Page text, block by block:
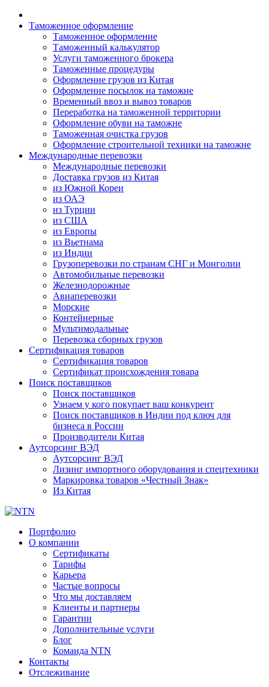
Таможенное оформление
Таможенное оформление
Таможенный калькулятор
Услуги таможенного брокера
Таможенные процедуры
Оформление грузов из Китая
Оформление посылок на таможне
Временный ввоз и вывоз товаров
Переработка на таможенной территории
Оформление обуви на таможне
Таможенная очистка грузов
Оформление строительной техники на таможне
Международные перевозки
Международные перевозки
Доставка грузов из Китая
из Южной Кореи
из ОАЭ
из Турции
из США
из Европы
из Вьетнама
из Индии
Грузоперевозки по странам СНГ и Монголии
Автомобильные перевозки
Железнодорожные
Авиаперевозки
Морские
Контейнерные
Мультимодальные
Перевозка сборных грузов
Сертификация товаров
Сертификация товаров
Сертификат происхождения товара
Поиск поставщиков
Поиск поставщиков
Узнаем у кого покупает ваш конкурент
Поиск поставщиков в Индии под ключ для
бизнеса в России
Производители Китая
Аутсорсинг ВЭД
Аутсорсинг ВЭД
Лизинг импортного оборудования и спецтехники
Маркировка товаров «Честный Знак»
Из Китая
Портфолио
О компании
Сертификаты
Тарифы
Карьера
Частые вопросы
Что мы доставляем
Клиенты и партнеры
Гарантии
Дополнительные услуги
Блог
Команда NTN
Контакты
Отслеживание